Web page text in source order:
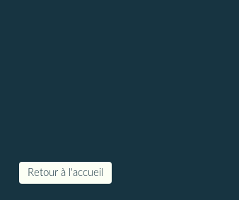
Retour à l'accueil